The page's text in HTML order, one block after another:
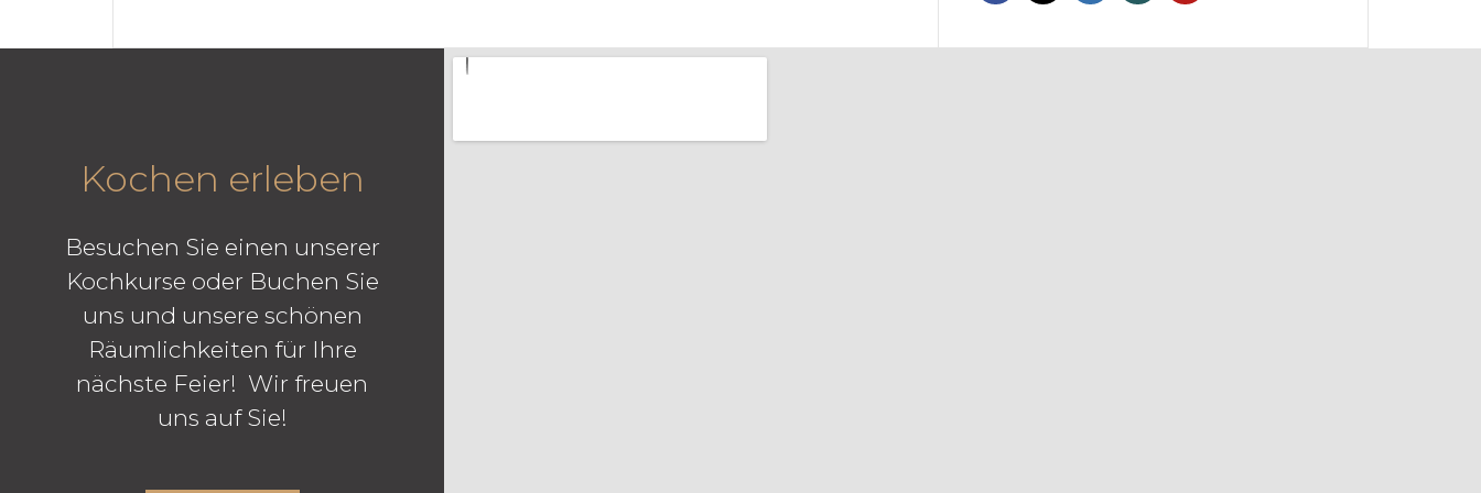
Kochen erleben
Besuchen Sie einen unserer
Kochkurse oder Buchen Sie
uns und unsere schönen
Räumlichkeiten für Ihre
nächste Feier! Wir freuen
uns auf Sie!